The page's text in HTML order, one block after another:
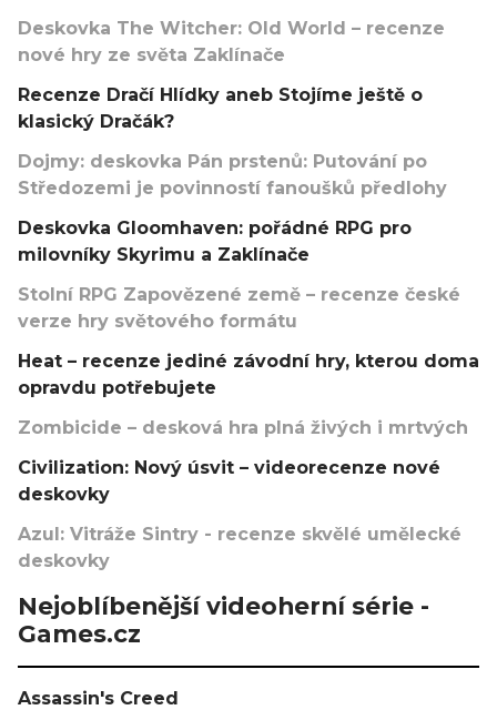
Deskovka The Witcher: Old World – recenze
nové hry ze světa Zaklínače
Recenze Dračí Hlídky aneb Stojíme ještě o
klasický Dračák?
Dojmy: deskovka Pán prstenů: Putování po
Středozemi je povinností fanoušků předlohy
Deskovka Gloomhaven: pořádné RPG pro
milovníky Skyrimu a Zaklínače
Stolní RPG Zapovězené země – recenze české
verze hry světového formátu
Heat – recenze jediné závodní hry, kterou doma
opravdu potřebujete
Zombicide – desková hra plná živých i mrtvých
Civilization: Nový úsvit – videorecenze nové
deskovky
Azul: Vitráže Sintry - recenze skvělé umělecké
deskovky
Nejoblíbenější videoherní série -
Games.cz
Assassin's Creed